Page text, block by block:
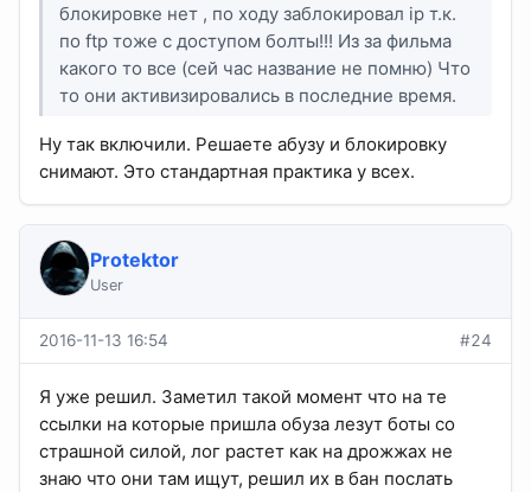
блокировке нет , по ходу заблокировал ip т.к.
по ftp тоже с доступом болты!!! Из за фильма
какого то все (сей час название не помню) Что
то они активизировались в последние время.
Ну так включили. Решаете абузу и блокировку
снимают. Это стандартная практика у всех.
Protektor
User
2016-11-13 16:54 #24
Я уже решил. Заметил такой момент что на те
ссылки на которые пришла обуза лезут боты со
страшной силой, лог растет как на дрожжах не
знаю что они там ищут, решил их в бан послать